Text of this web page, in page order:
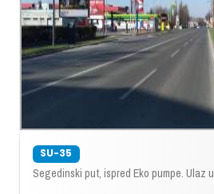
SU-35
Segedinski put, ispred Eko pumpe. Ulaz